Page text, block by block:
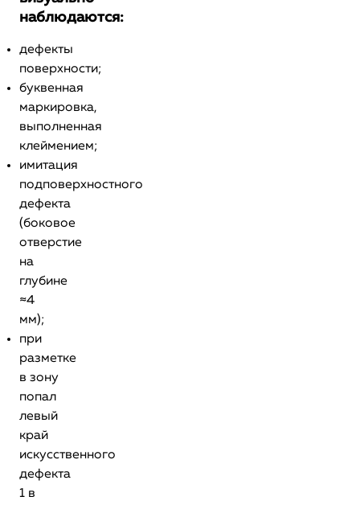
наблюдаются:
дефекты
поверхности;
буквенная
маркировка,
выполненная
клеймением;
имитация
подповерхностного
дефекта
(боковое
отверстие
на
глубине
≈4
мм);
при
разметке
в зону
попал
левый
край
искусственного
дефекта
1 в